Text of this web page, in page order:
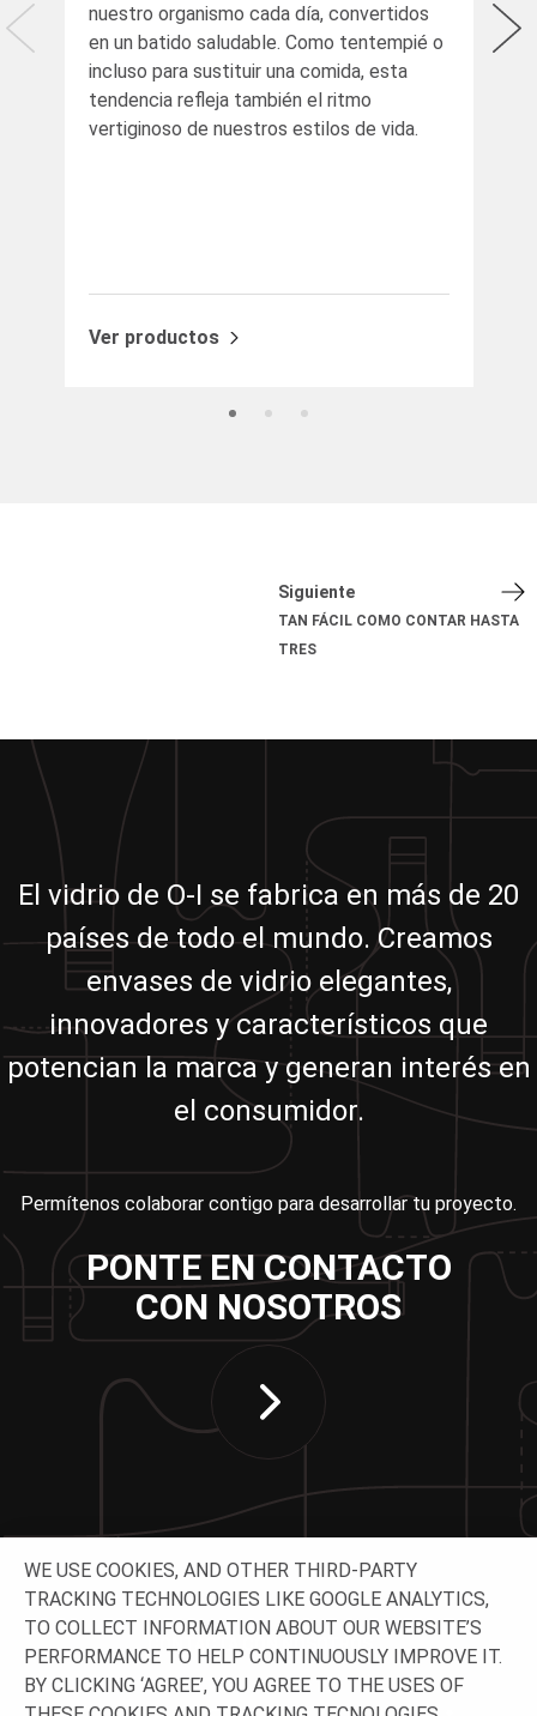
nuestro organismo cada día, convertidos
en un batido saludable. Como tentempié o
incluso para sustituir una comida, esta
tendencia refleja también el ritmo
vertiginoso de nuestros estilos de vida.
Ver productos
Siguiente
TAN FÁCIL COMO CONTAR HASTA
TRES
El vidrio de O-I se fabrica en más de 20
países de todo el mundo. Creamos
envases de vidrio elegantes,
innovadores y característicos que
potencian la marca y generan interés en
el consumidor.
Permítenos colaborar contigo para desarrollar tu proyecto.
PONTE EN CONTACTO
CON NOSOTROS
CONTACTA CON NOSOTROS
WE USE COOKIES, AND OTHER THIRD-PARTY
TRACKING TECHNOLOGIES LIKE GOOGLE ANALYTICS,
TO COLLECT INFORMATION ABOUT OUR WEBSITE’S
PERFORMANCE TO HELP CONTINUOUSLY IMPROVE IT.
BY CLICKING ‘AGREE’, YOU AGREE TO THE USES OF